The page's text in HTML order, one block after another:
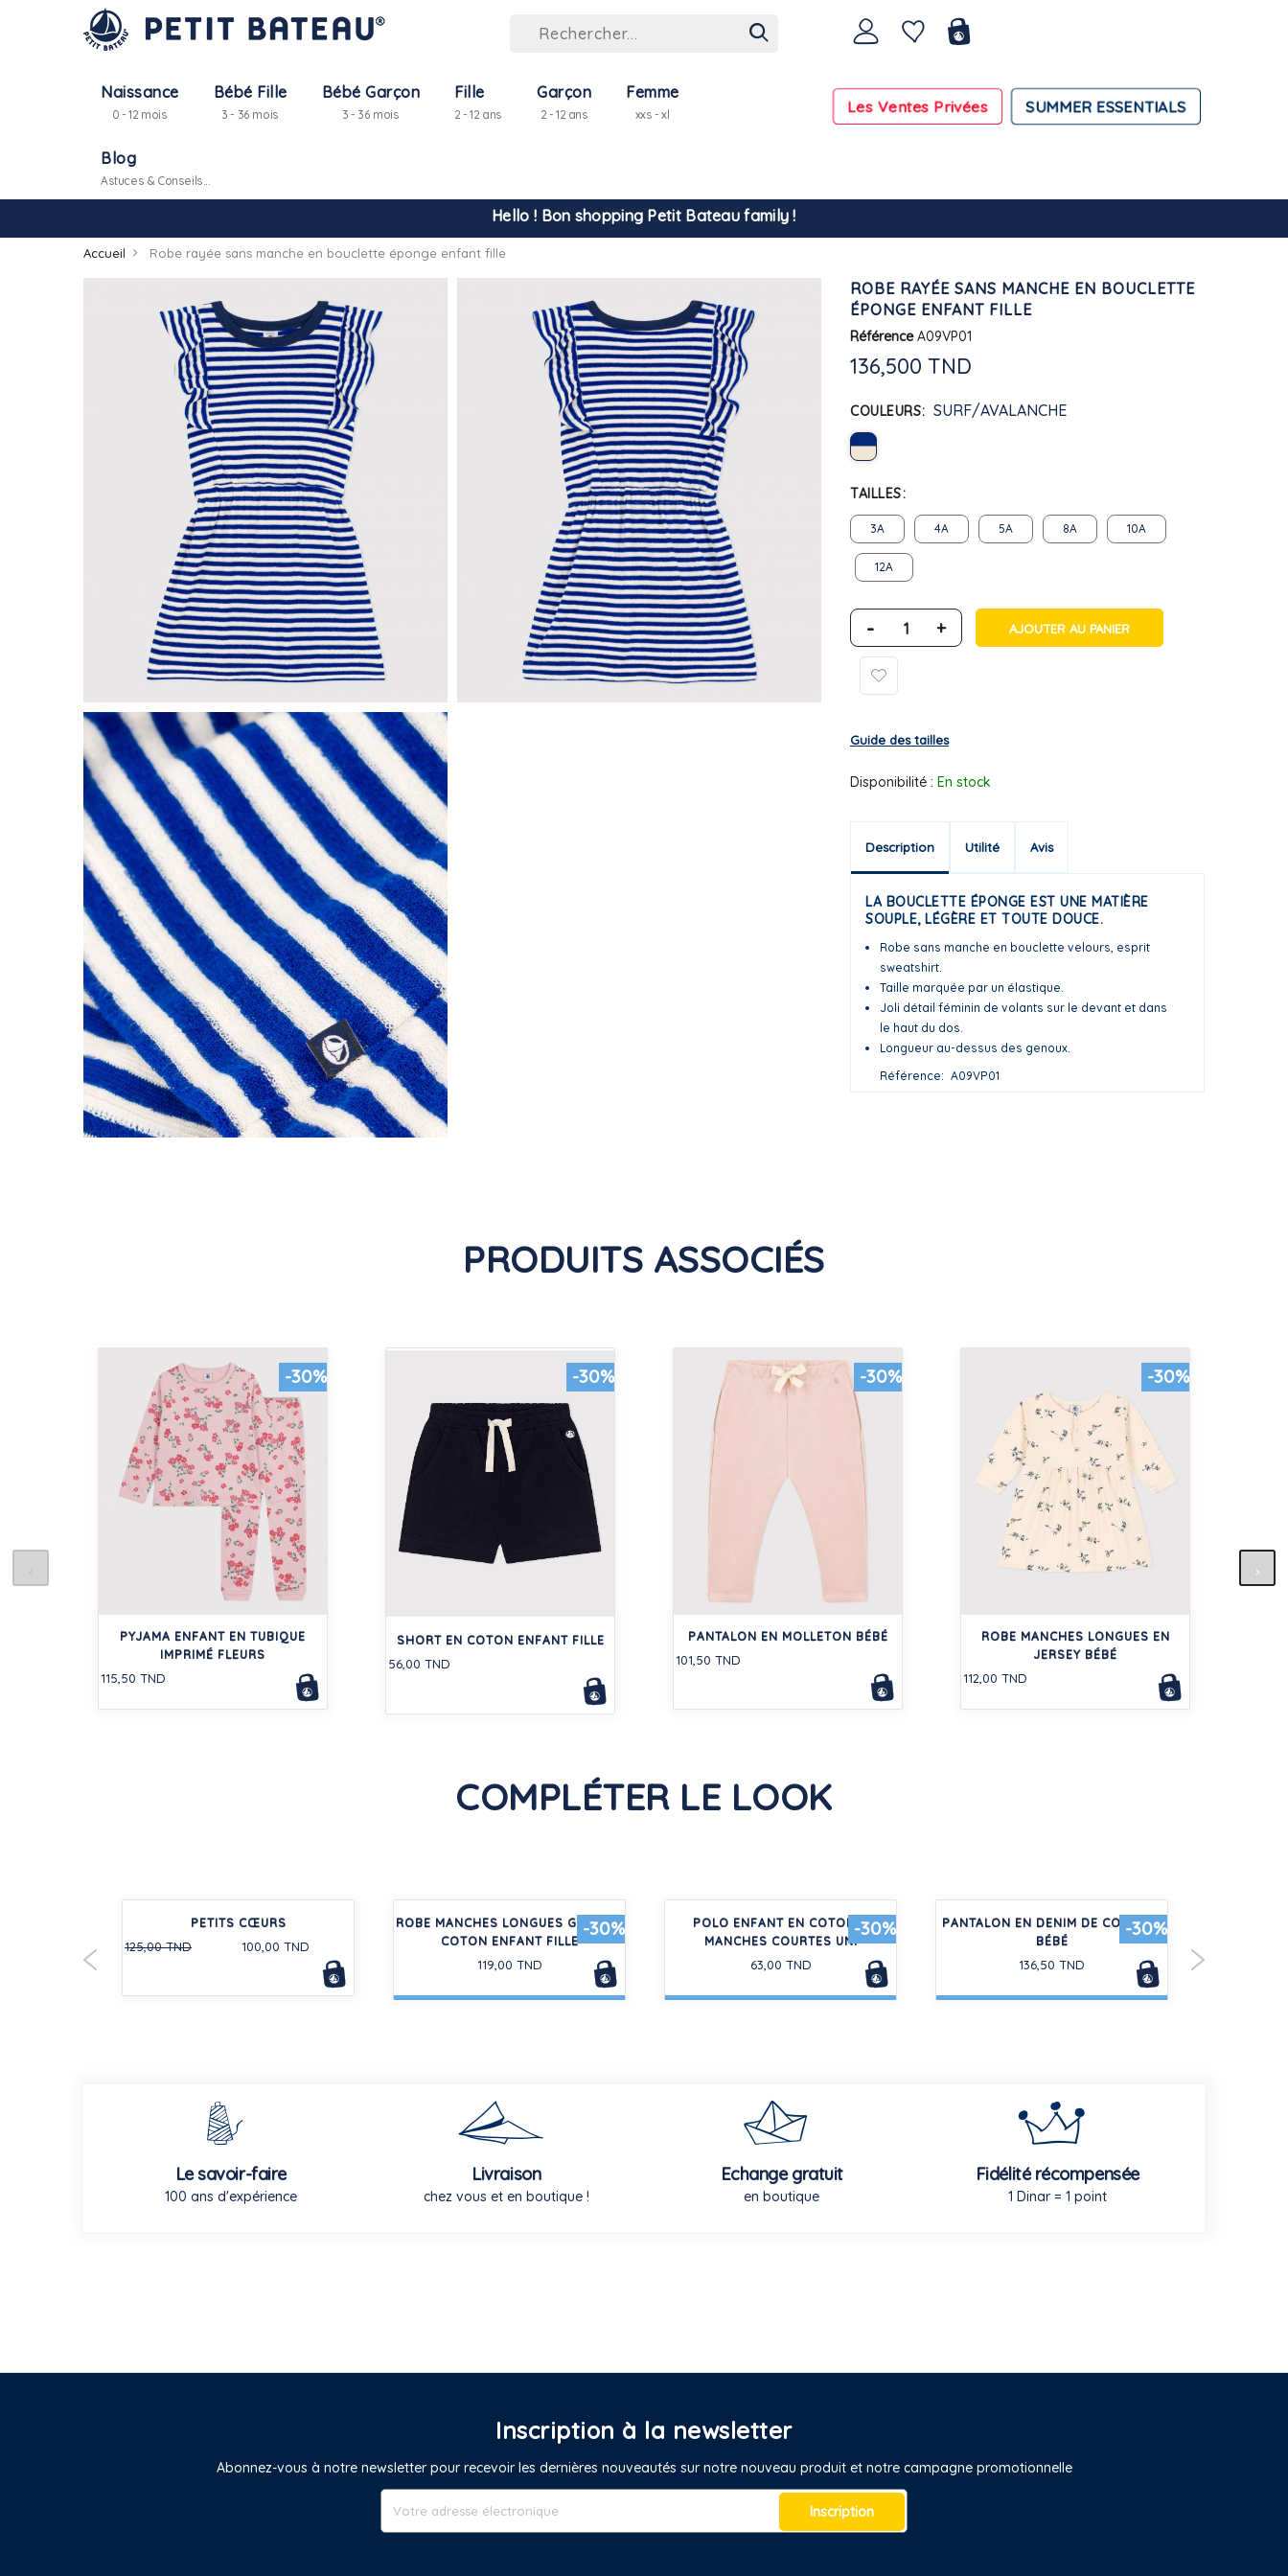
Naissance
0 - 12 mois
Bébé Fille
3 - 36 mois
Bébé Garçon
3 - 36 mois
Fille
2 - 12 ans
Garçon
2 - 12 ans
Femme
xxs - xl SUMMER ESSENTIALS
Les Ventes Privées
Blog
Astuces & Conseils...
Hello ! Bon shopping Petit Bateau family !
La livraison est assurée partout en Tunisie !
-10% pour tout paiement par carte bancaire (hors promo)
Accueil Robe rayée sans manche en bouclette éponge enfant fille
ROBE RAYÉE SANS MANCHE EN BOUCLETTE
ÉPONGE ENFANT FILLE
Référence A09VP01
136,500 TND
COULEURS SURF/AVALANCHE
TAILLES
3A 4A 5A 8A 10A
12A
- + AJOUTER AU PANIER
Guide des tailles
Disponibilité : En stock
Description Utilité Avis
LA BOUCLETTE ÉPONGE EST UNE MATIÈRE
SOUPLE, LÉGÈRE ET TOUTE DOUCE.
Robe sans manche en bouclette velours, esprit
sweatshirt.
Taille marquée par un élastique.
Joli détail féminin de volants sur le devant et dans
le haut du dos.
Longueur au-dessus des genoux.
Référence
A09VP01
PRODUITS ASSOCIÉS
-30%
PYJAMA ENFANT EN TUBIQUE
IMPRIMÉ FLEURS
115,50 TND
-30%
SHORT EN COTON ENFANT FILLE
56,00 TND
-30%
PANTALON EN MOLLETON BÉBÉ
101,50 TND
-30%
ROBE MANCHES LONGUES EN
JERSEY BÉBÉ
112,00 TND
COMPLÉTER LE LOOK
PETITS CŒURS
100,00 TND
125,00 TND
-30%
ROBE MANCHES LONGUES GAZE DE
COTON ENFANT FILLE
119,00 TND
-30%
POLO ENFANT EN COTON À
MANCHES COURTES UNI
63,00 TND
-30%
PANTALON EN DENIM DE COULEUR
BÉBÉ
136,50 TND
Le savoir-faire
100 ans d'expérience
Livraison
chez vous et en boutique !
Echange gratuit
en boutique
Fidélité récompensée
1 Dinar = 1 point
Inscription à la newsletter
Abonnez-vous à notre newsletter pour recevoir les dernières nouveautés sur notre nouveau produit et notre campagne promotionnelle
Inscription